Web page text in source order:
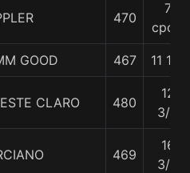
470
7
cpos.
GOOD 467 11 1/4
CLARO 480
12
3/4
469
16
3/4